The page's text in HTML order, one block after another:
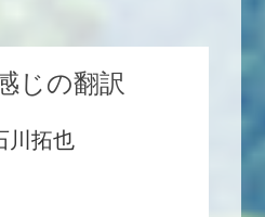
じの翻訳
川拓也